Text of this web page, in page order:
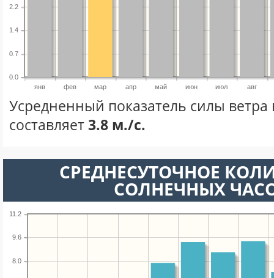
янв фев мар апр май июн июл авг
0.0
0.7
1.4
2.2
Усредненный показатель силы ветра
составляет3.8 м./с.
СРЕДНЕСУТОЧНОЕ
СОЛНЕЧНЫХ
8.0
9.6
11.2